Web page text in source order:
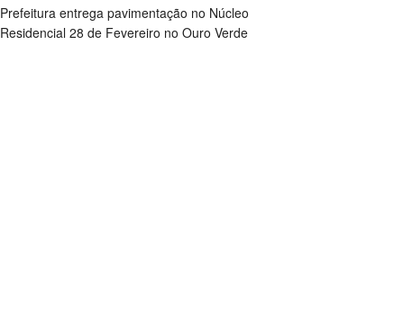
Prefeitura entrega pavimentação no Núcleo
Residencial 28 de Fevereiro no Ouro Verde